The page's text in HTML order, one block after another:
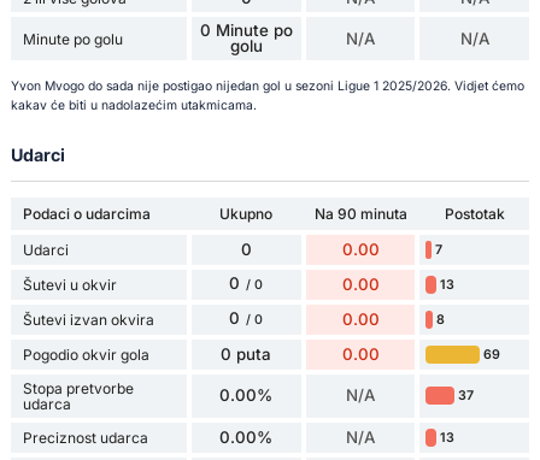
Minute po golu
0 Minute po
golu
N/A N/A
Yvon Mvogo do sada nije postigao nijedan gol u sezoni Ligue 1 2025/2026. Vidjet ćemo
kakav će biti u nadolazećim utakmicama.
Udarci
Podaci o udarcima Ukupno Na 90 minuta
Postotak
Udarci
0 0.00 7
Šutevi u okvir 0 / 0 0.00 13
Šutevi izvan okvira 0 / 0 0.00 8
Pogodio okvir gola 0 puta 0.00 69
Stopa pretvorbe
udarca
0.00% N/A 37
Preciznost udarca 0.00% N/A 13